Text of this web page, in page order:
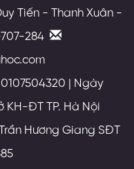
Tiến - Thanh Xuân -
284
| Ngày
KH-ĐT TP. Hà Nội
Hương Giang SĐT